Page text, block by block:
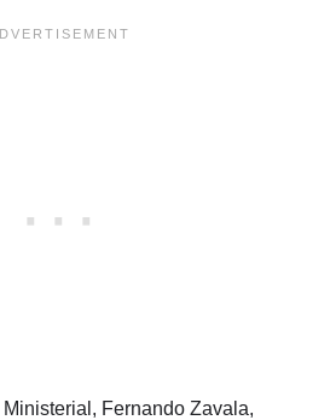
Fernando Zavala,